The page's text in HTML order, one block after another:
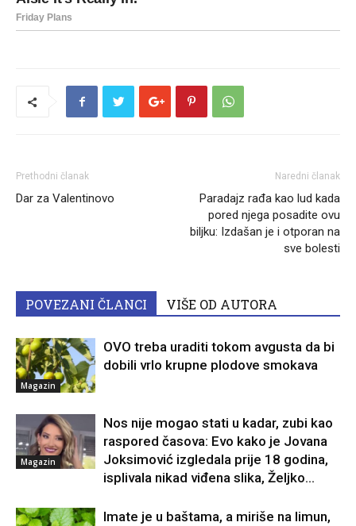
Prethodni članak
Dar za Valentinovo
Naredni članak
Paradajz rađa kao lud kada
pored njega posadite ovu
biljku: Izdašan je i otporan na
sve bolesti
POVEZANI ČLANCI VIŠE OD AUTORA
Magazin
OVO treba uraditi tokom avgusta da bi
dobili vrlo krupne plodove smokava
Magazin
Nos nije mogao stati u kadar, zubi kao
raspored časova: Evo kako je Jovana
Joksimović izgledala prije 18 godina,
isplivala nikad viđena slika, Željko...
Imate je u baštama, a miriše na limun,